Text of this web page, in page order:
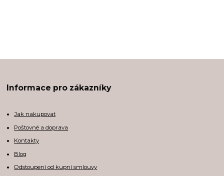
Informace pro zákazníky
Jak nakupovat
Poštovné a doprava
Kontakty
Blog
Odstoupení od kupní smlouvy